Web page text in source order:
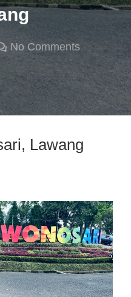
No Comments
Lawang